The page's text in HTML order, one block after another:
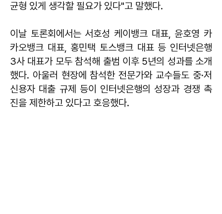
균형 있게 생각할 필요가 있다"고 말했다.
이날 토론회에서는 서호성 케이뱅크 대표, 윤호영 카
카오뱅크 대표, 홍민택 토스뱅크 대표 등 인터넷은행
3사 대표가 모두 참석해 출범 이후 5년의 성과를 소개
했다. 아울러 현장에 참석한 전문가와 교수들도 중·저
신용자 대출 규제 등이 인터넷은행의 성장과 경쟁 촉
진을 제한하고 있다고 호응했다.